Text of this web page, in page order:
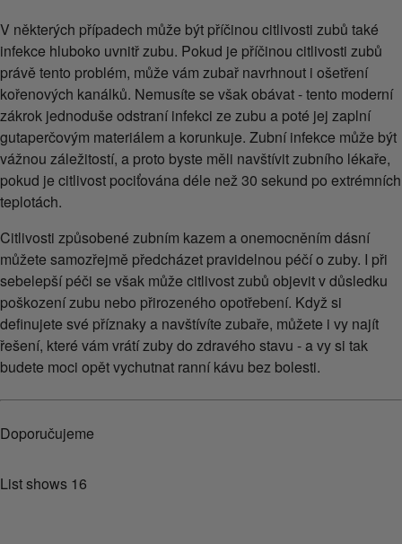
V některých případech může být příčinou citlivosti zubů také
infekce hluboko uvnitř zubu. Pokud je příčinou citlivosti zubů
právě tento problém, může vám zubař navrhnout i ošetření
kořenových kanálků. Nemusíte se však obávat - tento moderní
zákrok jednoduše odstraní infekci ze zubu a poté jej zaplní
gutaperčovým materiálem a korunkuje. Zubní infekce může být
vážnou záležitostí, a proto byste měli navštívit zubního lékaře,
pokud je citlivost pociťována déle než 30 sekund po extrémních
teplotách.
Citlivosti způsobené zubním kazem a onemocněním dásní
můžete samozřejmě předcházet pravidelnou péčí o zuby. I při
sebelepší péči se však může citlivost zubů objevit v důsledku
poškození zubu nebo přirozeného opotřebení. Když si
definujete své příznaky a navštívíte zubaře, můžete i vy najít
řešení, které vám vrátí zuby do zdravého stavu - a vy si tak
budete moci opět vychutnat ranní kávu bez bolesti.
Doporučujeme
List shows 16